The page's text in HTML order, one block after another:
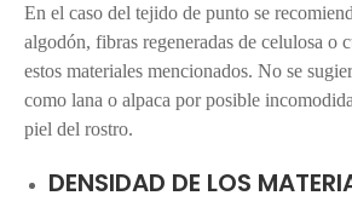
En el caso del tejido de punto se
algodón, fibras regeneradas de celulosa o
estos materiales mencionados. No se
como lana o alpaca por posible
piel del rostro.
DENSIDAD DE LOS